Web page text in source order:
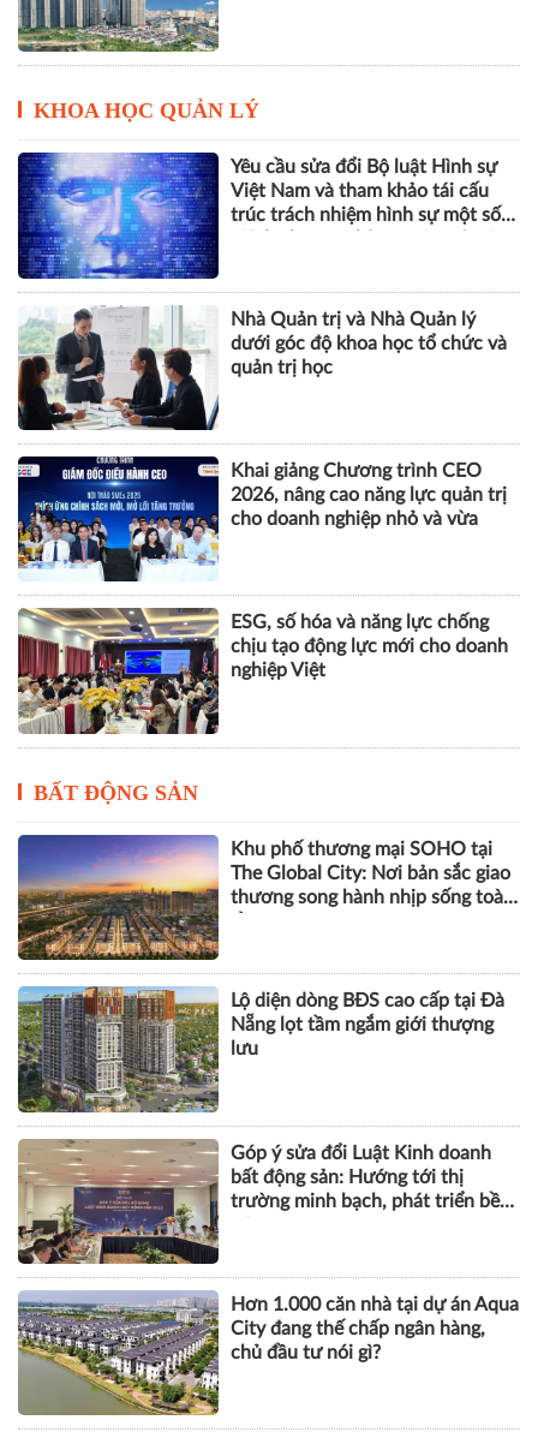
KHOA HỌC QUẢN LÝ
Yêu cầu sửa đổi Bộ luật Hình sự
Việt Nam và tham khảo tái cấu
trúc trách nhiệm hình sự một số
Nhà Quản trị và Nhà Quản lý
dưới góc độ khoa học tổ chức và
quản trị học
Khai giảng Chương trình CEO
2026, nâng cao năng lực quản trị
cho doanh nghiệp nhỏ và vừa
ESG, số hóa và năng lực chống
chịu tạo động lực mới cho doanh
nghiệp Việt
BẤT ĐỘNG SẢN
Khu phố thương mại SOHO tại
The Global City: Nơi bản sắc giao
thương song hành nhịp sống toàn
Lộ diện dòng BĐS cao cấp tại Đà
Nẵng lọt tầm ngắm giới thượng
lưu
Góp ý sửa đổi Luật Kinh doanh
bất động sản: Hướng tới thị
trường minh bạch, phát triển bền
Hơn 1.000 căn nhà tại dự án Aqua
City đang thế chấp ngân hàng,
chủ đầu tư nói gì?